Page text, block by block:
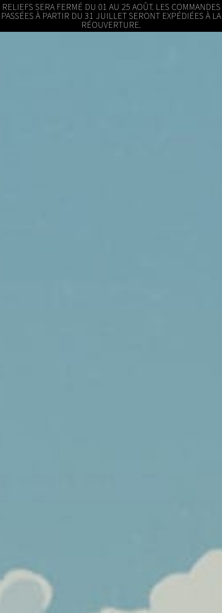
RELIEFS SERA FERMÉ DU 01 AU 25 AOÛT. LES COMMANDES
PASSÉES À PARTIR DU 31 JUILLET SERONT EXPÉDIÉES À LA
RÉOUVERTURE.